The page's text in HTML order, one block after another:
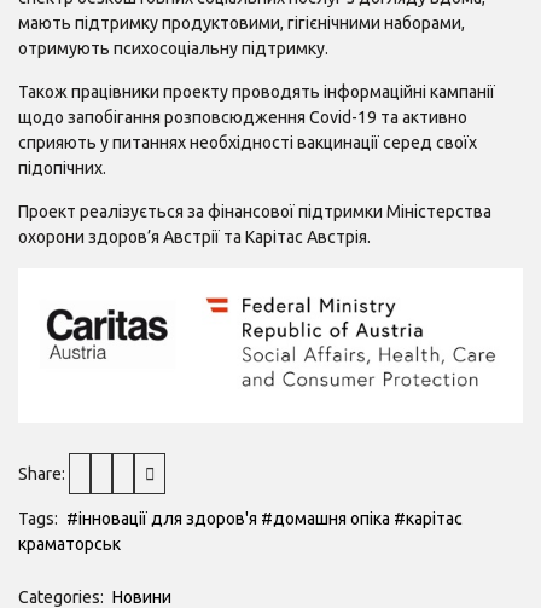
мають підтримку продуктовими, гігієнічними наборами,
отримують психосоціальну підтримку.
Також працівники проекту проводять інформаційні кампанії
щодо запобігання розповсюдження Covid-19 та активно
сприяють у питаннях необхідності вакцинації серед своїх
підопічних.
Проект реалізується за фінансової підтримки Міністерства
охорони здоров’я Австрії та Карітас Австрія.
Share:
Tags: #інновації для здоров'я #домашня опіка #карітас
краматорськ
Categories: Новини